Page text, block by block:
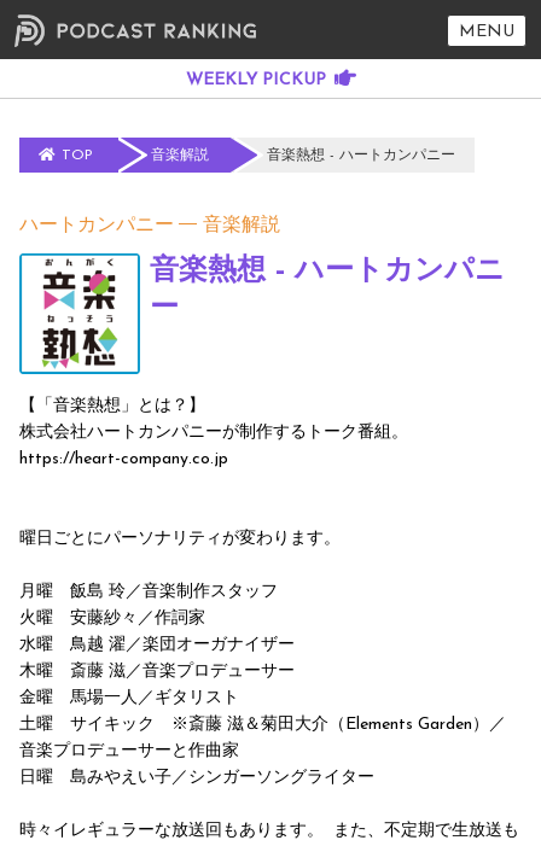
MENU
TOP 音楽解説 音楽熱想 - ハートカンパニー
ハートカンパニー 音楽解説
音楽熱想 - ハートカンパニ
ー
【「音楽熱想」とは？】
株式会社ハートカンパニーが制作するトーク番組。
https://heart-company.co.jp
曜日ごとにパーソナリティが変わります。
月曜 飯島 玲／音楽制作スタッフ
火曜 安藤紗々／作詞家
水曜 鳥越 濯／楽団オーガナイザー
木曜 斎藤 滋／音楽プロデューサー
金曜 馬場一人／ギタリスト
土曜 サイキック ※斎藤 滋＆菊田大介（Elements Garden）／
音楽プロデューサーと作曲家
日曜 島みやえい子／シンガーソングライター
時々イレギュラーな放送回もあります。 また、不定期で生放送も